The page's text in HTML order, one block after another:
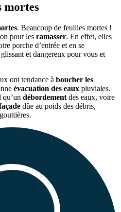
mortes
. Beaucoup de feuilles mortes !
pour les ramasser. En effet, elles
porche d’entrée et en se
et dangereux pour vous et
ont tendance à boucher les
évacuation des eaux pluviales.
débordement des eaux, voire
dûe au poids des débris,